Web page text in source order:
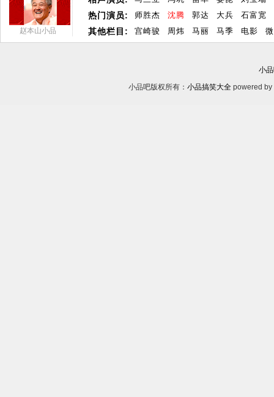
赵本山小品
热门演员:
其他栏目:
师胜杰
沈腾 郭达 大兵
石富宽
宫崎骏
周炜 马丽 马季 电影
小
小品吧版权所有： 小品搞笑大全 powered by